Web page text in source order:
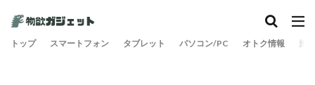
トップ スマートフォン タブレット パソコン/PC オトク情報 旅